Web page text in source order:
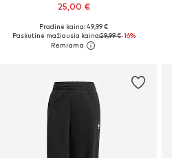
25,00 €
Yra daugybė dydžių
Į krepšelį
Pradinė kaina: 49,99 €
Paskutinė mažiausia kaina:29,99 €-16%